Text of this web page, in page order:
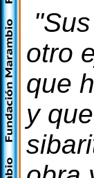
otro
que
y